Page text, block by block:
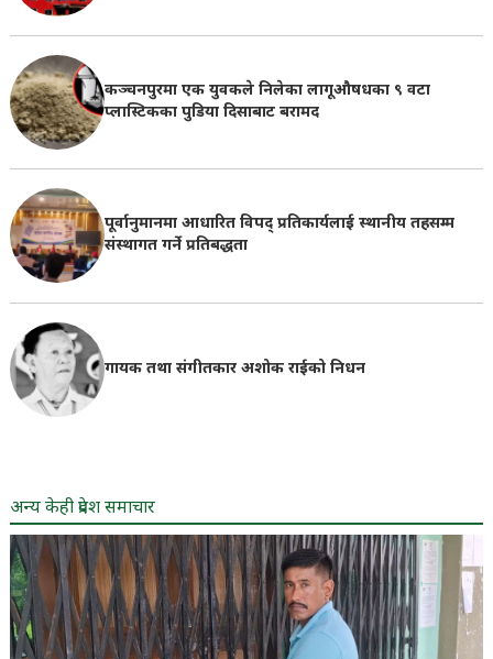
कञ्चनपुरमा एक युवकले निलेका लागूऔषधका ९ वटा
प्लास्टिकका पुडिया दिसाबाट बरामद
पूर्वानुमानमा आधारित विपद् प्रतिकार्यलाई स्थानीय तहसम्म
संस्थागत गर्ने प्रतिबद्धता
गायक तथा संगीतकार अशोक राईको निधन
अन्य केही प्रदेश समाचार